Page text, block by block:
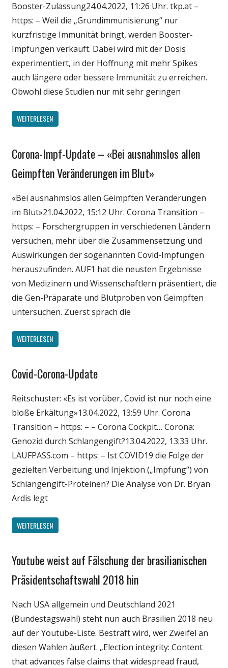
Wirtschaft
Wissenschaft
Booster-Zulassung24.04.2022, 11:26 Uhr. tkp.at –
https: – Weil die „Grundimmunisierung“ nur
kurzfristige Immunität bringt, werden Booster-
Impfungen verkauft. Dabei wird mit der Dosis
experimentiert, in der Hoffnung mit mehr Spikes
auch längere oder bessere Immunität zu erreichen.
Obwohl diese Studien nur mit sehr geringen
WEITERLESEN
Gesellschaft
Politik
Wirtschaft
Wissenschaft
Corona-Impf-Update – «Bei ausnahmslos allen
Geimpften Veränderungen im Blut»
«Bei ausnahmslos allen Geimpften Veränderungen
im Blut»21.04.2022, 15:12 Uhr. Corona Transition –
https: – Forschergruppen in verschiedenen Ländern
versuchen, mehr über die Zusammensetzung und
Auswirkungen der sogenannten Covid-Impfungen
herauszufinden. AUF1 hat die neusten Ergebnisse
von Medizinern und Wissenschaftlern präsentiert, die
die Gen-Präparate und Blutproben von Geimpften
untersuchen. Zuerst sprach die
WEITERLESEN
Gesellschaft
Politik
Wirtschaft
Wissenschaft
Covid-Corona-Update
Reitschuster: «Es ist vorüber, Covid ist nur noch eine
bloße Erkältung»13.04.2022, 13:59 Uhr. Corona
Transition – https: – – Corona Cockpit… Corona:
Genozid durch Schlangengift?13.04.2022, 13:33 Uhr.
LAUFPASS.com – https: – Ist COVID19 die Folge der
gezielten Verbeitung und Injektion („Impfung“) von
Schlangengift-Proteinen? Die Analyse von Dr. Bryan
Ardis legt
WEITERLESEN
Gesellschaft
Medien
Wirtschaft
Wissenschaft
Youtube weist auf Fälschung der brasilianischen
Präsidentschaftswahl 2018 hin
Nach USA allgemein und Deutschland 2021
(Bundestagswahl) steht nun auch Brasilien 2018 neu
auf der Youtube-Liste. Bestraft wird, wer Zweifel an
diesen Wahlen äußert. „Election integrity: Content
that advances false claims that widespread fraud,